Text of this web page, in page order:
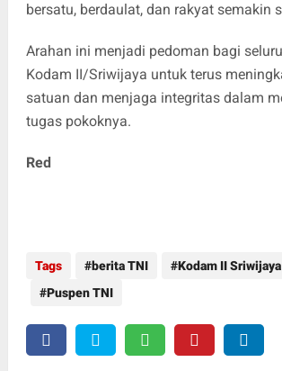
bersatu, berdaulat, dan rakyat semakin
Arahan ini menjadi pedoman bagi
Kodam II/Sriwijaya untuk terus
satuan dan menjaga integritas dalam
tugas pokoknya.
Red
Tags berita TNI
Kodam II Sriwijaya
Puspen TNI